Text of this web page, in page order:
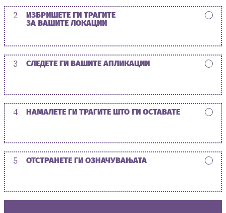
2
ИЗБРИШЕТЕ ГИ ТРАГИТЕ
ЗА ВАШИТЕ ЛОКАЦИИ
3 СЛЕДЕТЕ ГИ ВАШИТЕ АПЛИКАЦИИ
4 НАМАЛЕТЕ ГИ ТРАГИТЕ ШТО ГИ ОСТАВАТЕ
5 ОТСТРАНЕТЕ ГИ ОЗНАЧУВАЊАТА